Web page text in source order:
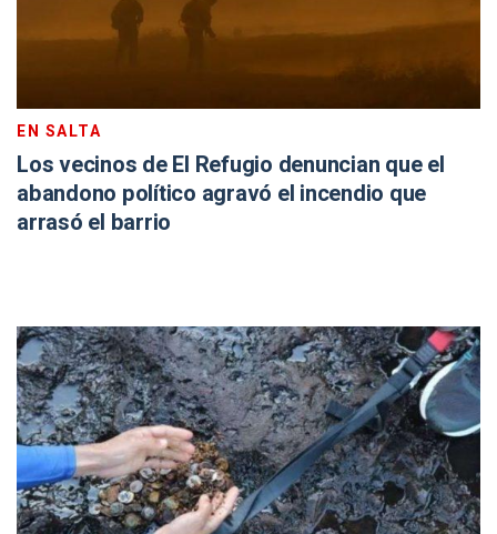
EN SALTA
Los vecinos de El Refugio denuncian que el
abandono político agravó el incendio que
arrasó el barrio